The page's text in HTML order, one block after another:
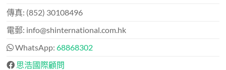
傳真: (852) 30108496
電郵: info@shinternational.com.hk
WhatsApp:68868302
思浩國際顧問